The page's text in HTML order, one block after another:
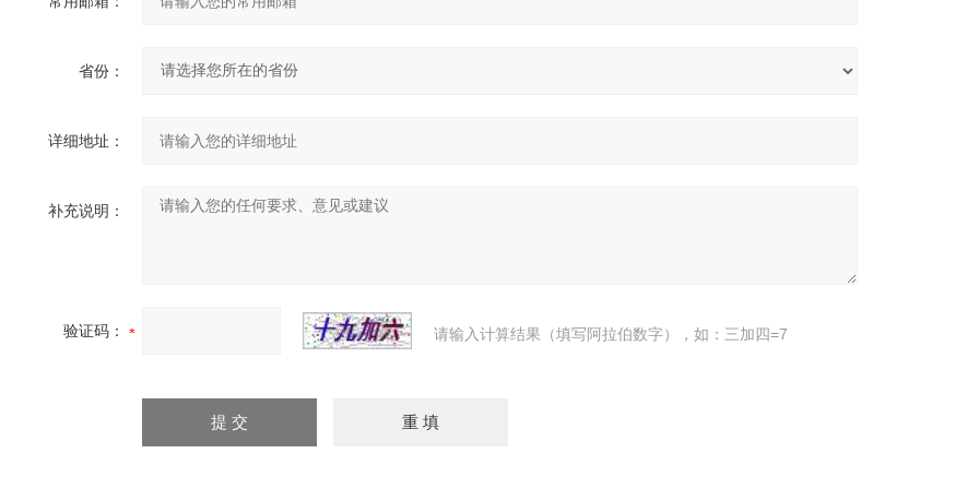
省份：
详细地址：
补充说明：
验证码： 请输入计算结果（填写阿拉伯数字），如：三加四=7